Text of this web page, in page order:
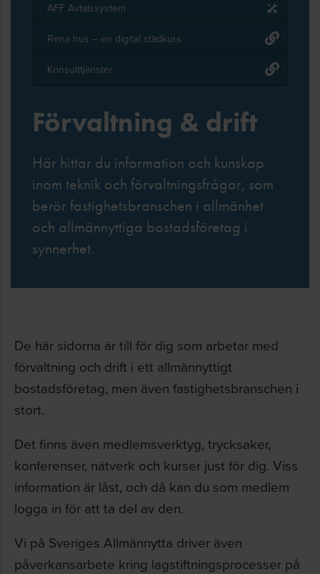
AFF Avtalssystem
Rena hus – en digital städkurs
Konsulttjänster
Förvaltning & drift
Här hittar du information och kunskap
inom teknik och förvaltningsfrågor, som
berör fastighetsbranschen i allmänhet
och allmännyttiga bostadsföretag i
synnerhet.
De här sidorna är till för dig som arbetar med
förvaltning och drift i ett allmännyttigt
bostadsföretag, men även fastighetsbranschen i
stort.
Det finns även medlemsverktyg, trycksaker,
konferenser, nätverk och kurser just för dig. Viss
information är låst, och då kan du som medlem
logga in för att ta del av den.
Vi på Sveriges Allmännytta driver även
påverkansarbete kring lagstiftningsprocesser på